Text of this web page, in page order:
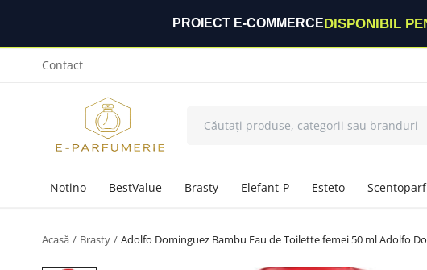
PROIECT E-COMMERCEDISPONIBIL
Contact
Notino BestValue Brasty Elefant-P Esteto
Acasă Brasty Adolfo Dominguez Bambu Eau de Toilette femei 50 ml Adolfo